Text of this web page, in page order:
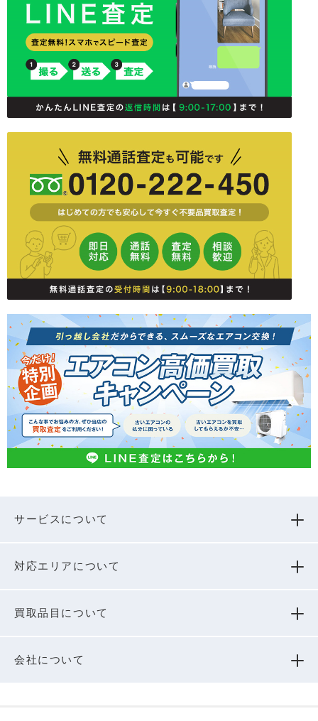
サービスについて
対応エリアについて
買取品⽬について
会社について